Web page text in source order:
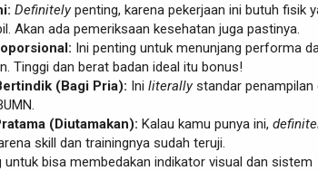
Definitelypenting, karena pekerjaan ini butuh fisik
Akan ada pemeriksaan kesehatan juga pastinya.
Ini penting untuk menunjang performa
Tinggi dan berat badan ideal itu bonus!
(Bagi Pria): Ini literallystandar penampilan
(Diutamakan): Kalau kamu punya ini,
skill dan trainingnya sudah teruji.
untuk bisa membedakan indikator visual dan sistem